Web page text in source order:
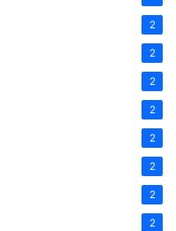
2
2
2
2
2
2
2
2